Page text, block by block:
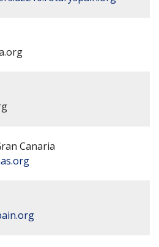
Canaria